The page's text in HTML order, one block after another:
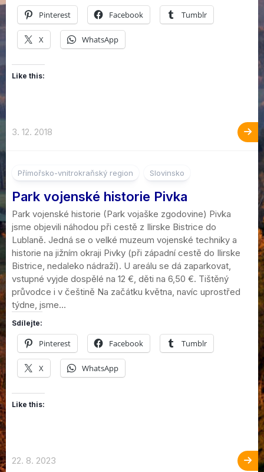
Pinterest Facebook Tumblr
X WhatsApp
Like this:
3. 12. 2018
Přímořsko-vnitrokraňský region Slovinsko
Park vojenské historie Pivka
Park vojenské historie (Park vojaške zgodovine) Pivka
jsme objevili náhodou při cestě z Ilirske Bistrice do
Lublaně. Jedná se o velké muzeum vojenské techniky a
historie na jižním okraji Pivky (při západní cestě do Ilirske
Bistrice, nedaleko nádraží). U areálu se dá zaparkovat,
vstupné vyjde dospělé na 12 €, děti na 6,50 €. Tištěný
průvodce i v češtině Na začátku května, navíc uprostřed
týdne, jsme...
Sdílejte:
Pinterest Facebook Tumblr
X WhatsApp
Like this:
22. 8. 2023